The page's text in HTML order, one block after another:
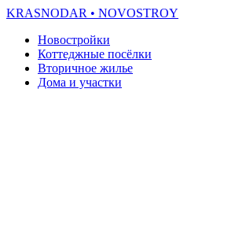
KRASNODAR • NOVOSTROY
Новостройки
Коттеджные посёлки
Вторичное жилье
Дома и участки